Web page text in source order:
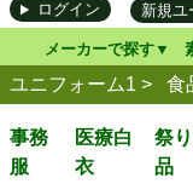
ログイン 新規ユ
メーカーで探す
ユニフォーム1 > 食
事務
服
医療白
衣
祭
品